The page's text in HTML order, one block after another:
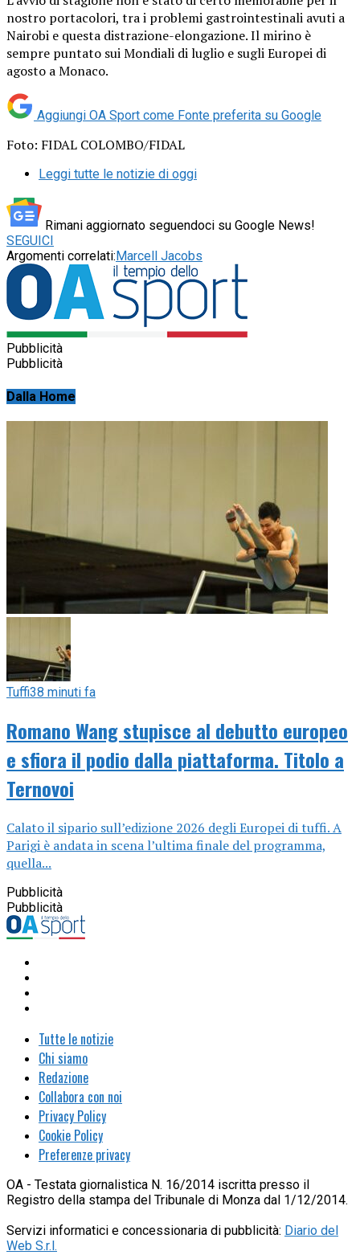
nostro portacolori, tra i problemi gastrointestinali avuti a
Nairobi e questa distrazione-elongazione. Il mirino è
sempre puntato sui Mondiali di luglio e sugli Europei di
agosto a Monaco.
Aggiungi OA Sport come Fonte preferita su Google
Foto: FIDAL COLOMBO/FIDAL
Leggi tutte le notizie di oggi
Rimani aggiornato seguendoci su Google News!
SEGUICI
Argomenti correlati: Marcell Jacobs
Pubblicità
Pubblicità
Dalla Home
Tuffi38 minuti fa
Romano Wang stupisce al debutto europeo
e sfiora il podio dalla piattaforma. Titolo a
Ternovoi
Calato il sipario sull’edizione 2026 degli Europei di tuffi. A
Parigi è andata in scena l’ultima finale del programma,
quella...
Pubblicità
Pubblicità
Tutte le notizie
Chi siamo
Redazione
Collabora con noi
Privacy Policy
Cookie Policy
Preferenze privacy
OA - Testata giornalistica N. 16/2014 iscritta presso il
Registro della stampa del Tribunale di Monza dal 1/12/2014.
Servizi informatici e concessionaria di pubblicità: Diario del
Web S.r.l.